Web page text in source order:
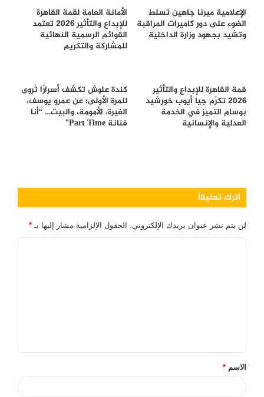
الإعلامية ميرنا جاهين تسلط
الضوء على دور كاميرات المراقبة
وتشيد بجهود وزارة الداخلية
الأمانة العامة لقمة القاهرة
للإبداع والتأثير 2026 تعتمد
القوائم الرسمية النهائية
للمشاركة والتكريم
قمة القاهرة للإبداع والتأثير
2026 تكرّم جيا أيوب خورشيد
بوسام التميز في الخدمة
العدلية والإنسانية
كندة علوش تكشف أسرارًا تُروى
للمرة الأولى: عن عمرو يوسف،
الغيرة، الأمومة، والبيت… “أنا
فنانة Part Time”
اترك تعليقاً
لن يتم نشر عنوان بريدك الإلكتروني. الحقول الإلزامية مشار إليها بـ *
ق
*الاسم *